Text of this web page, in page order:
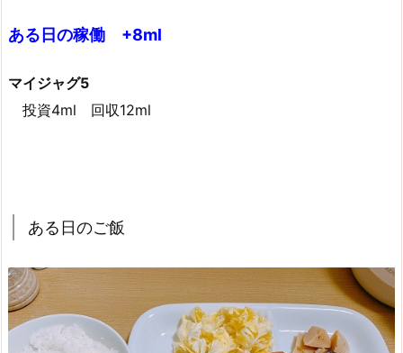
ある日の稼働 +8ml
マイジャグ5
投資4ml 回収12ml
ある日のご飯